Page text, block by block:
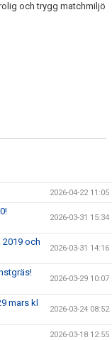
och trygg matchmiljö
2026-04-22 11:05
2026-03-31 15:34
och
2026-03-31 14:16
2026-03-29 10:07
mars kl
2026-03-24 08:52
2026-03-18 12:55